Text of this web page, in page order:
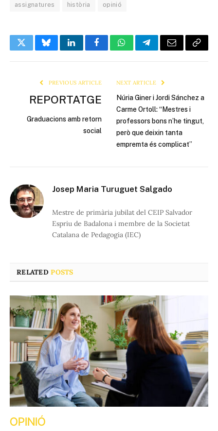
assignatures història opinió
TwitterBlueskyLinkedInFacebookWhatsAppTelegramEmail Copy
PREVIOUS ARTICLE
REPORTATGE
Graduacions amb retorn
social
NEXT ARTICLE
Núria Giner i Jordi Sánchez a
Carme Ortoll: “Mestres i
professors bons n’he tingut,
però que deixin tanta
empremta és complicat”
Josep Maria Turuguet Salgado
Mestre de primària jubilat del CEIP Salvador
Espriu de Badalona i membre de la Societat
Catalana de Pedagogia (IEC)
RELATEDPOSTS
OPINIÓ